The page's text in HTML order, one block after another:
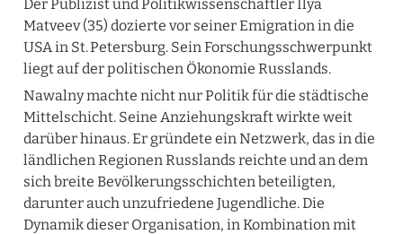
Der Publizist und Politikwissenschaftler Ilya
Matveev (35) dozierte vor seiner Emigration in die
USA in St. Petersburg. Sein Forschungsschwerpunkt
liegt auf der politischen Ökonomie Russlands.
Nawalny machte nicht nur Politik für die städtische
Mittelschicht. Seine Anziehungskraft wirkte weit
darüber hinaus. Er gründete ein Netzwerk, das in die
ländlichen Regionen Russlands reichte und an dem
sich breite Bevölkerungsschichten beteiligten,
darunter auch unzufriedene Jugendliche. Die
Dynamik dieser Organisation, in Kombination mit